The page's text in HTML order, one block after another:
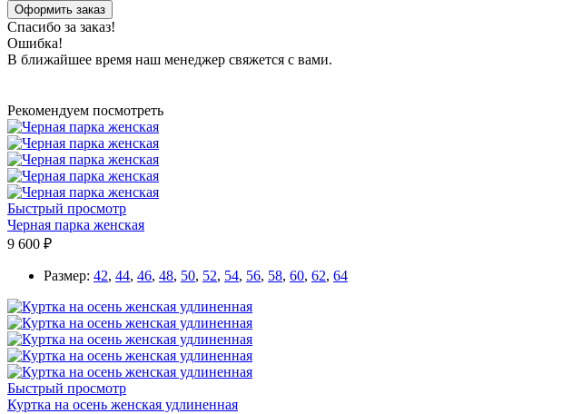
Спасибо за заказ!
Ошибка!
В ближайшее время наш менеджер свяжется с вами.
Рекомендуем посмотреть
Быстрый просмотр
Черная парка женская
9 600 ₽
Размер: 42, 44, 46, 48, 50, 52, 54, 56, 58, 60, 62, 64
Быстрый просмотр
Куртка на осень женская удлиненная